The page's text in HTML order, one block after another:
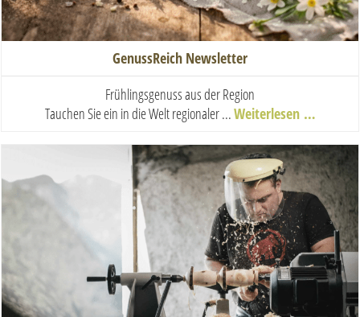
GenussReich Newsletter
Frühlingsgenuss aus der Region
Tauchen Sie ein in die Welt regionaler ...Weiterlesen …